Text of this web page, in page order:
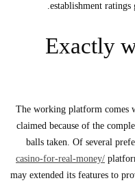
The working
claimed because
balls taken. Of
casino-for-real-
may extended its